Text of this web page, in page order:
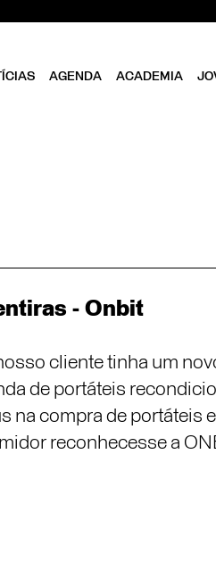
AGENDA ACADEMIA
- Onbit
cliente tinha um
de portáteis
na compra de portáteis
reconhecesse a